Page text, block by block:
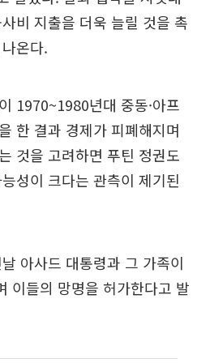
비 지출을 더욱 늘릴 것을 촉
온다.
1970~1980년대 중동·아프
한 결과 경제가 피폐해지며
것을 고려하면 푸틴 정권도
성이 크다는 관측이 제기된
아사드 대통령과 그 가족이
이들의 망명을 허가한다고 발